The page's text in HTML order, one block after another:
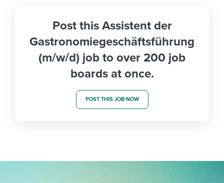
Post this Assistent der
Gastronomiegeschäftsführung
(m/w/d) job to over 200 job
boards at once.
POST THIS JOB NOW